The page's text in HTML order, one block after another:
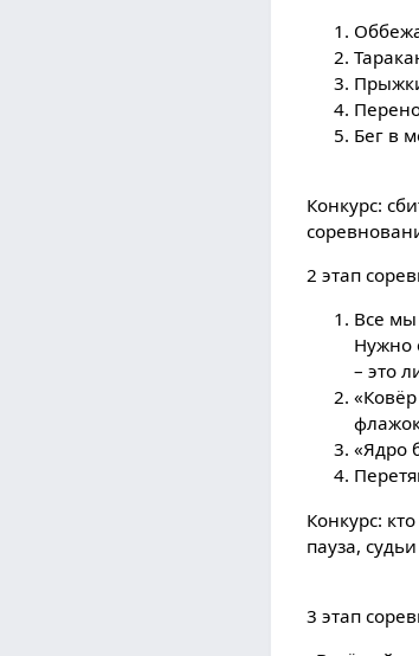
Бег в
Конкурс:
2 этап
Все мы
Нужно
– это
«Ядро
Конкурс:
пауза,
3 этап